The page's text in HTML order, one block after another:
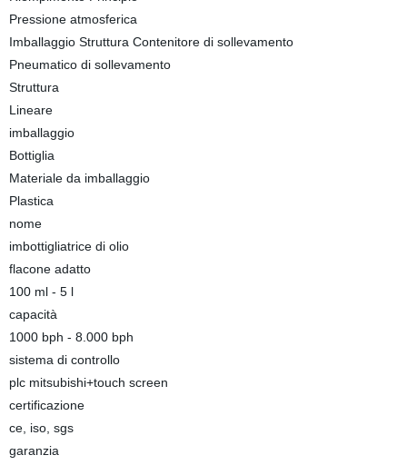
Pressione atmosferica
Imballaggio Struttura Contenitore di sollevamento
Pneumatico di sollevamento
Struttura
Lineare
imballaggio
Bottiglia
Materiale da imballaggio
Plastica
nome
imbottigliatrice di olio
flacone adatto
100 ml - 5 l
capacità
1000 bph - 8.000 bph
sistema di controllo
plc mitsubishi+touch screen
certificazione
ce, iso, sgs
garanzia